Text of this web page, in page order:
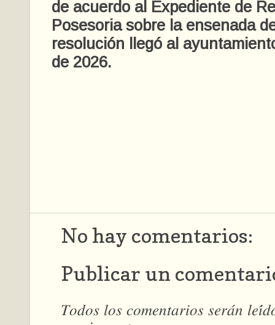
de acuerdo al Expediente de
Posesoria sobre la ensenada
resolución llegó al
de 2026.
No hay comentarios:
Publicar un
𝑇𝑜𝑑𝑜𝑠 𝑙𝑜𝑠 𝑐𝑜𝑚𝑒𝑛𝑡𝑎𝑟𝑖𝑜𝑠 𝑠𝑒𝑟𝑎́𝑛